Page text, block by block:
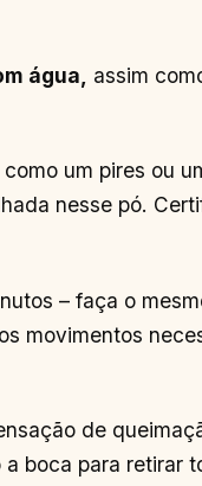
água,
assim
como um pires ou
nesse pó.
– faça o
movimentos
de
boca para retirar